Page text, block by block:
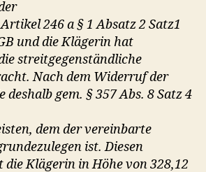
246 a § 1 Absatz 2 Satz1
und die Klägerin hat
streitgegenständliche
Nach dem Widerruf der
deshalb gem. § 357 Abs. 8 Satz 4
dem der vereinbarte
ist. Diesen
Klägerin in Höhe von 328,12